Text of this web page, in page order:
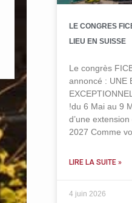
LE CONGRES
LIEU EN SUISSE
Le congrès
annoncé : UNE
!du 6 Mai au 9
d’une
2027 Comme
LIRE LA SUITE »
4 juin 2026